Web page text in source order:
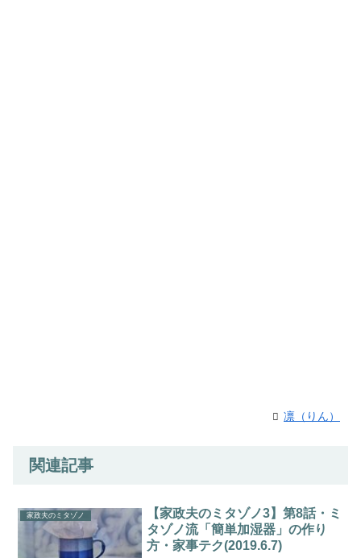
凛（りん）
関連記事
家政夫のミタゾノ
【家政夫のミタゾノ3】第8話・ミ
タゾノ流「簡単加湿器」の作り
方・家事テク(2019.6.7)